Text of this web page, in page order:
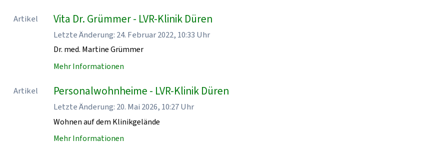
Artikel Vita Dr. Grümmer - LVR-Klinik Düren
Letzte Änderung: 24. Februar 2022, 10:33 Uhr
Dr. med. Martine Grümmer
Mehr Informationen
Artikel Personalwohnheime - LVR-Klinik Düren
Letzte Änderung: 20. Mai 2026, 10:27 Uhr
Wohnen auf dem Klinikgelände
Mehr Informationen